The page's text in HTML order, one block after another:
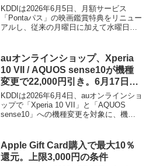
統合へ
KDDIは2026年6月5日、月額サービス
「Pontaパス」の映画鑑賞特典をリニュー
アルし、従来の月曜日に加えて水曜日も
た。
auオンラインショップ、Xperia
10 VII / AQUOS sense10が機種
変更で22,000円引き。6月17日ま
で
KDDIは2026年6月4日、auオンラインショ
ップで「Xperia 10 VII」と「AQUOS
sense10」への機種変更を対象に、機種
で。
Apple Gift Card購入で最大10％
還元。上限3,000円の条件